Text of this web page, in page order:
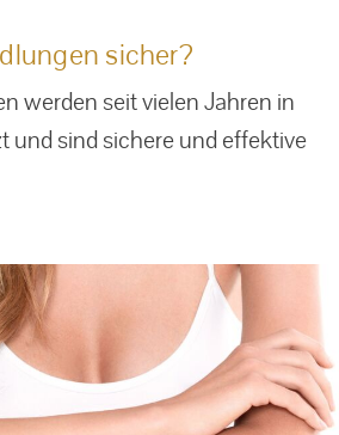
sicher?
werden seit vielen Jahren in
und sind sichere und effektive